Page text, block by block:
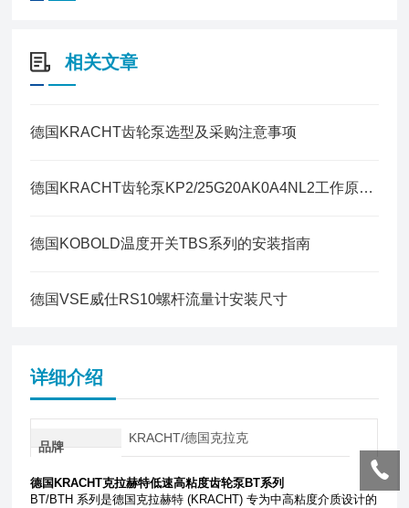
相关文章
德国KRACHT齿轮泵选型及采购注意事项
德国KRACHT齿轮泵KP2/25G20AK0A4NL2工作原理及运行要点
德国KOBOLD温度开关TBS系列的安装指南
德国VSE威仕RS10螺杆流量计安装尺寸
详细介绍
品牌
KRACHT/德国克拉克
德国KRACHT克拉赫特低速高粘度齿轮泵BT系列
BT/BTH 系列是德国克拉赫特 (KRACHT) 专为中高粘度介质设计的